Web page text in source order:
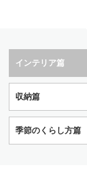
インテリア篇
収納篇
季節のくらし方篇